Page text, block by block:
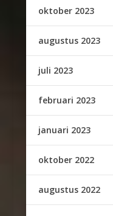
oktober 2023
augustus 2023
juli 2023
februari 2023
januari 2023
oktober 2022
augustus 2022